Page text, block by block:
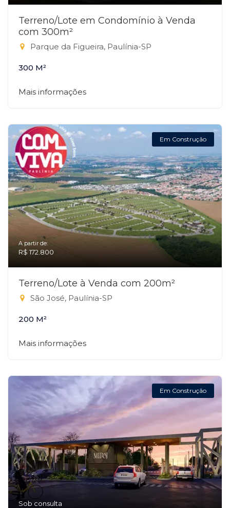
Terreno/Lote em Condomínio à Venda
com 300m²
Parque da Figueira, Paulínia-SP
300 M²
Mais informações
Em Construção
A partir de:
R$ 172.800
Terreno/Lote à Venda com 200m²
São José, Paulínia-SP
200 M²
Mais informações
Em Construção
Sob consulta